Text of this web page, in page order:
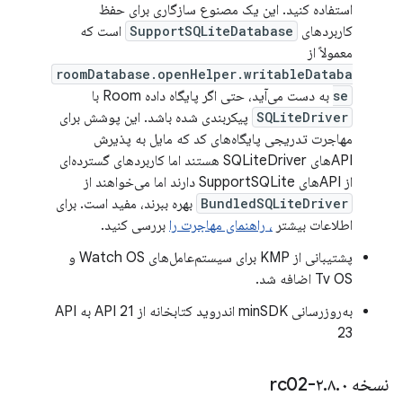
استفاده کنید. این یک مصنوع سازگاری برای حفظ
کاربردهای SupportSQLiteDatabase است که
معمولاً از
roomDatabase.openHelper.writableDataba
se به دست می‌آید، حتی اگر پایگاه داده Room با
SQLiteDriver پیکربندی شده باشد. این پوشش برای
مهاجرت تدریجی پایگاه‌های کد که مایل به پذیرش
APIهای SQLiteDriver هستند اما کاربردهای گسترده‌ای
از APIهای SupportSQLite دارند اما می‌خواهند از
BundledSQLiteDriver بهره ببرند، مفید است. برای
اطلاعات بیشتر ، راهنمای مهاجرت را بررسی کنید.
پشتیبانی از KMP برای سیستم‌عامل‌های Watch OS و
Tv OS اضافه شد.
به‌روزرسانی minSDK اندروید کتابخانه از API 21 به API
23
نسخه ۲ .۸.۰-rc02